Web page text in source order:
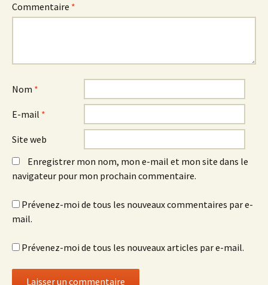
Commentaire *
Nom *
E-mail *
Site web
Enregistrer mon nom, mon e-mail et mon site dans le
navigateur pour mon prochain commentaire.
Prévenez-moi de tous les nouveaux commentaires par e-
mail.
Prévenez-moi de tous les nouveaux articles par e-mail.